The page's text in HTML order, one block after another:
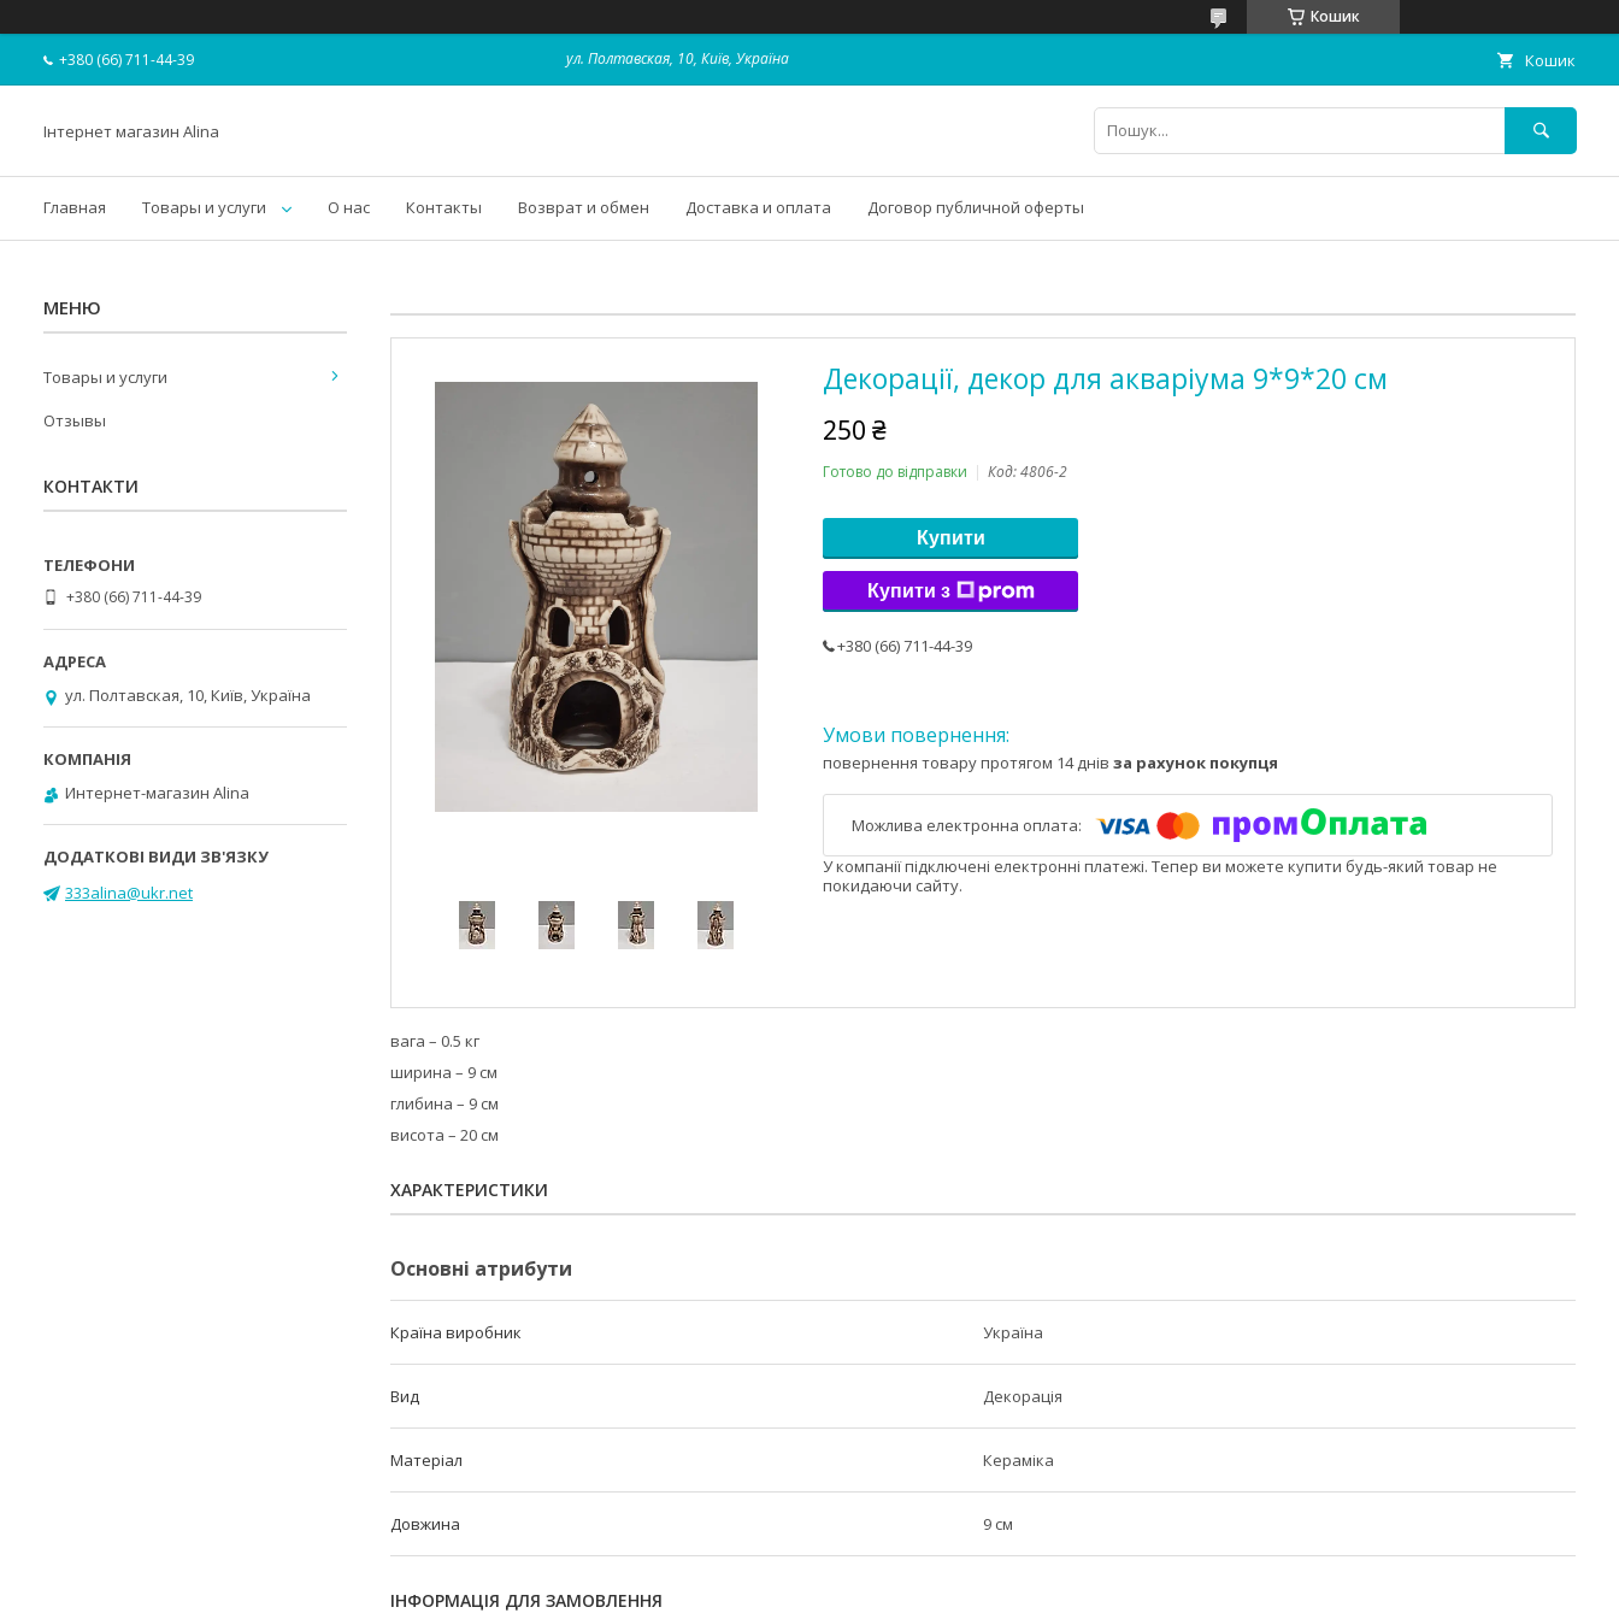
Кошик
+380 (66) 711-44-39 ул. Полтавская, 10, Київ, Україна Кошик
Інтернет магазин Alina
Главная Товары и услуги О нас Контакты Возврат и обмен Доставка и оплата Договор публичной оферты
Декорації, декор для акваріума 9*9*20 см
250 ₴
Готово до відправки Код:4806-2
Купити
Купити з
+380 (66) 711-44-39
повернення товару протягом 14 днів за рахунок покупця
У компанії підключені електронні платежі. Тепер ви можете купити будь-який товар не
покидаючи сайту.
вага – 0.5 кг
ширина – 9 см
глибина – 9 см
висота – 20 см
ХАРАКТЕРИСТИКИ
Основні атрибути
Країна виробник Україна
Вид Декорація
Матеріал Кераміка
Довжина 9 см
ІНФОРМАЦІЯ ДЛЯ ЗАМОВЛЕННЯ
Товары и услуги
Отзывы
КОНТАКТИ
+380 (66) 711-44-39
ул. Полтавская, 10, Київ, Україна
Интернет-магазин Alina
333alina@ukr.net